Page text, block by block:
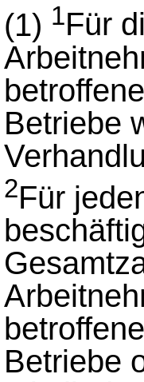
(1) 1Für
Betriebe
2Für
Betriebe